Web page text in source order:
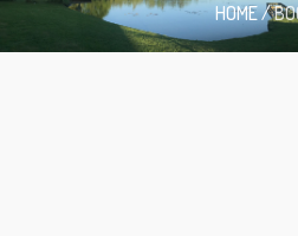
HOME/